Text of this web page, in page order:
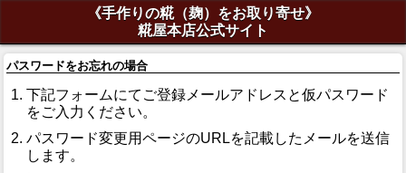
《手作りの糀（麹）をお取り寄せ》
糀屋本店公式サイト
パスワードをお忘れの場合
下記フォームにてご登録メールアドレスと仮パスワード
をご入力ください。
パスワード変更用ページのURLを記載したメールを送信
します。